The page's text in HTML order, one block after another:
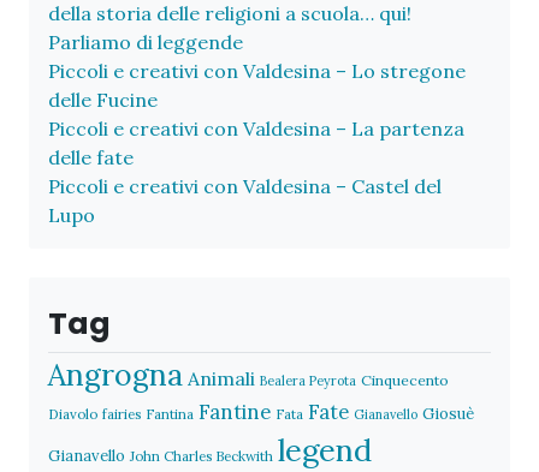
della storia delle religioni a scuola… qui!
Parliamo di leggende
Piccoli e creativi con Valdesina – Lo stregone
delle Fucine
Piccoli e creativi con Valdesina – La partenza
delle fate
Piccoli e creativi con Valdesina – Castel del
Lupo
Tag
Angrogna Animali Bealera Peyrota Cinquecento
Diavolo fairies Fantina Fantine Fata Fate Gianavello Giosuè
Gianavello John Charles Beckwith legend